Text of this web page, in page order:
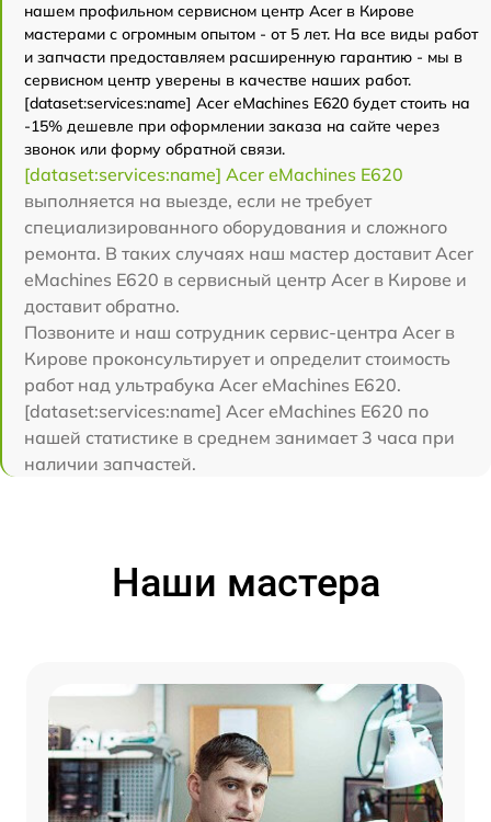
нашем профильном сервисном центр Acer в Кирове
мастерами с огромным опытом - от 5 лет. На все виды работ
и запчасти предоставляем расширенную гарантию - мы в
сервисном центр уверены в качестве наших работ.
[dataset:services:name] Acer eMachines E620 будет стоить на
-15% дешевле при оформлении заказа на сайте через
звонок или форму обратной связи.
[dataset:services:name] Acer eMachines E620
выполняется на выезде, если не требует
специализированного оборудования и сложного
ремонта. В таких случаях наш мастер доставит Acer
eMachines E620 в сервисный центр Acer в Кирове и
доставит обратно.
Позвоните и наш сотрудник сервис-центра Acer в
Кирове проконсультирует и определит стоимость
работ над ультрабука Acer eMachines E620.
[dataset:services:name] Acer eMachines E620 по
нашей статистике в среднем занимает 3 часа при
наличии запчастей.
Наши мастера